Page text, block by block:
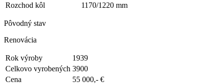
Rozchod kôl
1170/1220 mm
Pôvodný stav
Renovácia
Rok výroby
1939
Celkovo vyrobených 3900
Cena
55 000,- €